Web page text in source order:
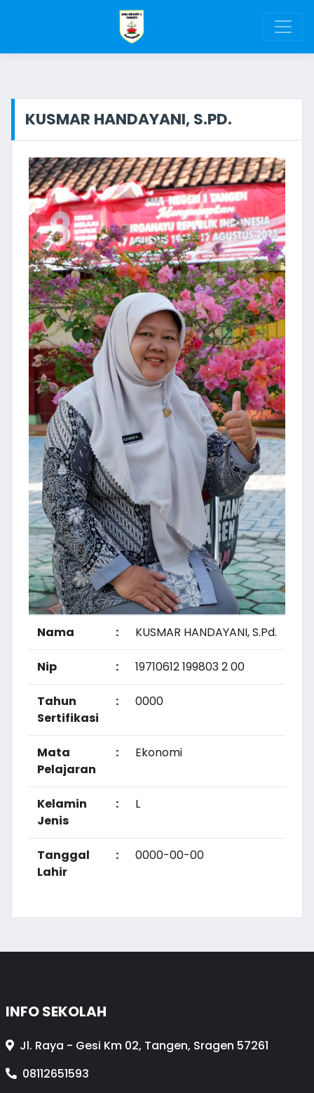
KUSMAR HANDAYANI, S.PD.
Nama : KUSMAR HANDAYANI, S.Pd.
Nip : 19710612 199803 2 00
Tahun
Sertifikasi
: 0000
Mata
Pelajaran
: Ekonomi
Kelamin
Jenis
: L
Tanggal
Lahir
: 0000-00-00
INFO SEKOLAH
Jl. Raya - Gesi Km 02, Tangen, Sragen 57261
08112651593